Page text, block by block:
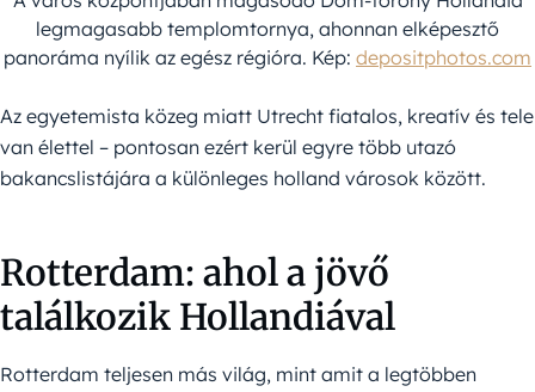
legmagasabb templomtornya, ahonnan elképesztő
panoráma nyílik az egész régióra. Kép: depositphotos.com
Az egyetemista közeg miatt Utrecht fiatalos, kreatív és tele
van élettel – pontosan ezért kerül egyre több utazó
bakancslistájára a különleges holland városok között.
Rotterdam: ahol a jövő
találkozik Hollandiával
Rotterdam teljesen más világ, mint amit a legtöbben